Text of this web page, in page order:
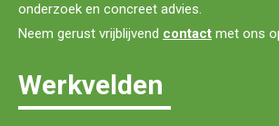
onderzoek en concreet advies.
Neem gerust vrijblijvend contact met ons
Werkvelden